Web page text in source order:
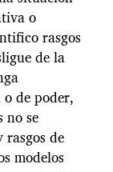
o
rasgos
de la
de poder,
no se
rasgos de
modelos